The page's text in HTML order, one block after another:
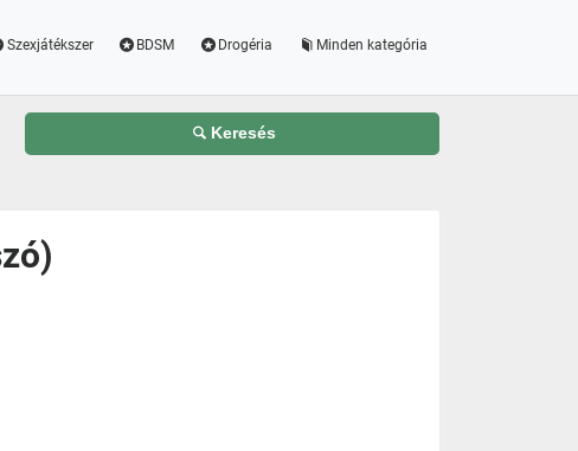
Szexjátékszer BDSM Drogéria Minden kategória
Keresés